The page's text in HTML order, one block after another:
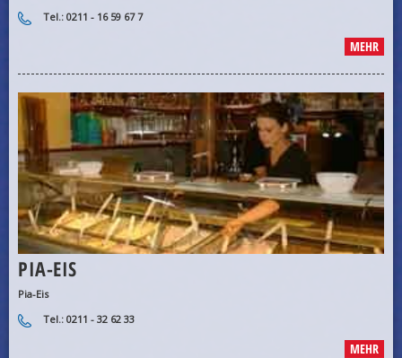
Tel.: 0211 - 16 59 67 7
MEHR
PIA-EIS
Pia-Eis
Tel.: 0211 - 32 62 33
MEHR